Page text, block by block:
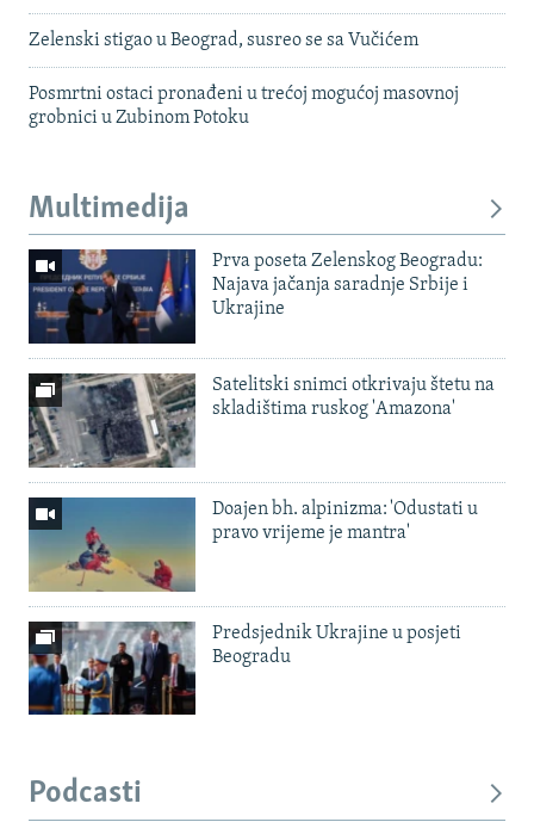
Zelenski stigao u Beograd, susreo se sa Vučićem
Posmrtni ostaci pronađeni u trećoj mogućoj masovnoj
grobnici u Zubinom Potoku
Multimedija
Prva poseta Zelenskog Beogradu:
Najava jačanja saradnje Srbije i
Ukrajine
Satelitski snimci otkrivaju štetu na
skladištima ruskog 'Amazona'
Doajen bh. alpinizma: 'Odustati u
pravo vrijeme je mantra'
Predsjednik Ukrajine u posjeti
Beogradu
Podcasti